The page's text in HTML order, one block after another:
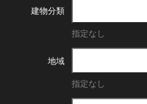
建物分類
指定なし
地域
指定なし